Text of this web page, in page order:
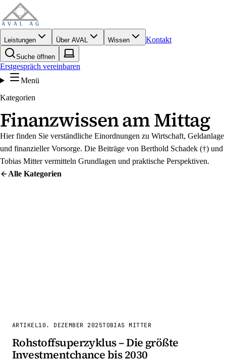
Leistungen Über AVAL Wissen Kontakt
Suche öffnen
Erstgespräch vereinbaren
Menü
Kategorien
Finanzwissen am Mittag
Hier finden Sie verständliche Einordnungen zu Wirtschaft, Geldanlage
und finanzieller Vorsorge. Die Beiträge von Berthold Schadek (†) und
Tobias Mitter vermitteln Grundlagen und praktische Perspektiven.
Alle Kategorien
ARTIKEL10. DEZEMBER 2025TOBIAS MITTER
Rohstoffsuperzyklus – Die größte
Investmentchance bis 2030